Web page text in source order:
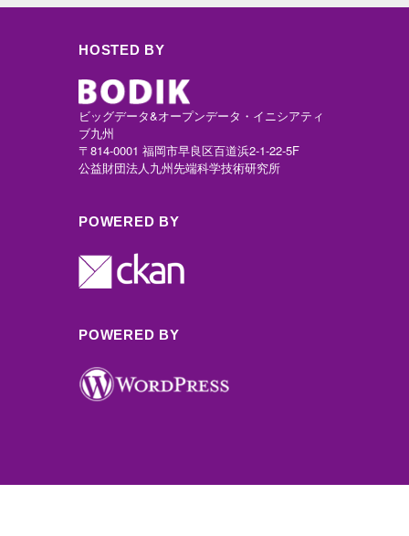
HOSTED BY
ビッグデータ&オープンデータ・イニシアティ
ブ九州
〒814-0001 福岡市早良区百道浜2-1-22-5F
公益財団法人九州先端科学技術研究所
POWERED BY
POWERED BY